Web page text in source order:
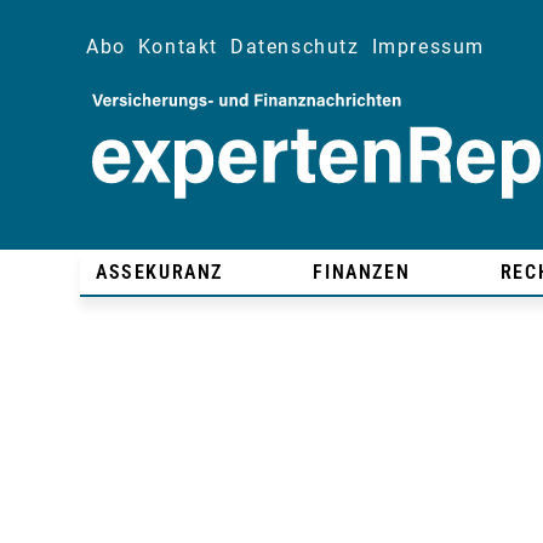
Abo Kontakt Datenschutz Impressum
ASSEKURANZ FINANZEN